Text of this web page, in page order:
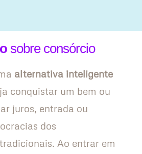
sobre consórcio
alternativa inteligente
conquistar um bem ou
juros, entrada ou
dos
Ao entrar em